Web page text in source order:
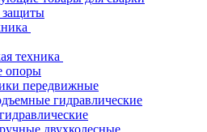
защиты
техника
опоры
передвижные
гидравлические
двухколесные